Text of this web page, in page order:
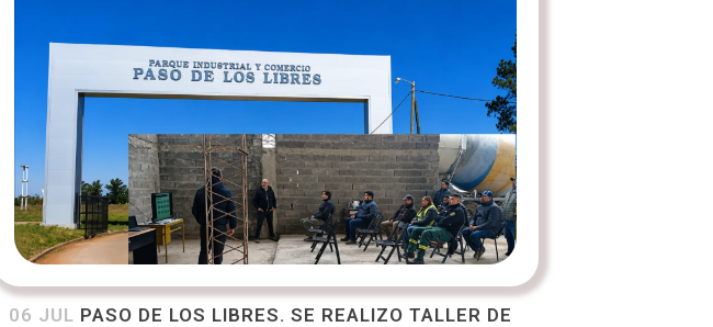
06 JUL PASO DE LOS LIBRES. SE REALIZO TALLER DE